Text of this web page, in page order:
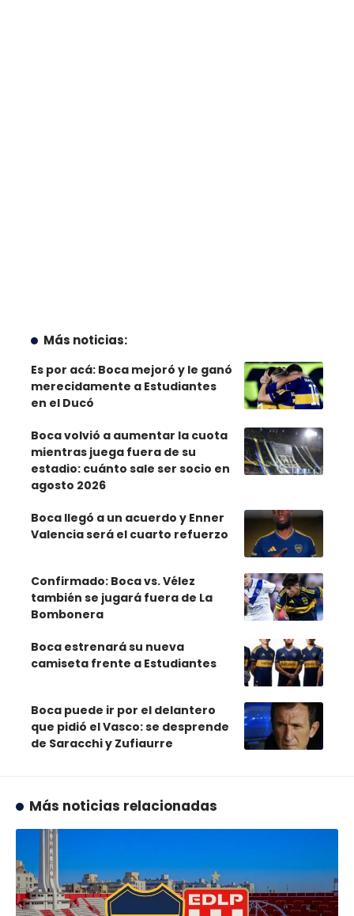
Más noticias:
Es por acá: Boca mejoró y le ganó
merecidamente a Estudiantes
en el Ducó
Boca volvió a aumentar la cuota
mientras juega fuera de su
estadio: cuánto sale ser socio en
agosto 2026
Boca llegó a un acuerdo y Enner
Valencia será el cuarto refuerzo
Confirmado: Boca vs. Vélez
también se jugará fuera de La
Bombonera
Boca estrenará su nueva
camiseta frente a Estudiantes
Boca puede ir por el delantero
que pidió el Vasco: se desprende
de Saracchi y Zufiaurre
Más noticias relacionadas